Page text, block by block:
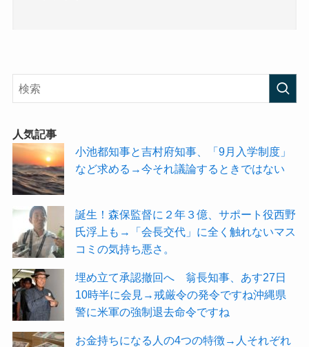
人気記事
小池都知事と吉村府知事、「9月入学制度」
など求める→今それ議論するときではない
誕生！森保監督に２年３億、サポート役西野
氏浮上も→「会長交代」に全く触れないマス
コミの気持ち悪さ。
埋め立て承認撤回へ 翁長知事、あす27日
10時半に会見→戒厳令の発令ですね沖縄県
警に米軍の強制退去命令ですね
お金持ちになる人の4つの特徴→人それぞれ